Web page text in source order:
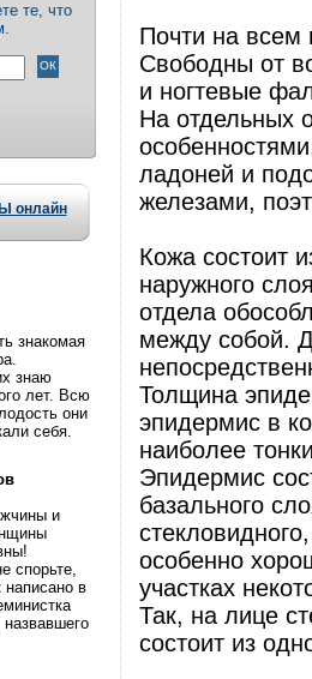
те, что
онлайн
знакомая
знаю
лет. Всю
они
себя.
и
спорьте,
написано в
Почти на всем
Свободны от
и ногтевые
На отдельных
ладоней и
железами,
Кожа состоит
наружного
отдела
между собой.
Толщина
эпидермис в
наиболее
Эпидермис
базального
особенно
участках
Так, на лице
состоит из